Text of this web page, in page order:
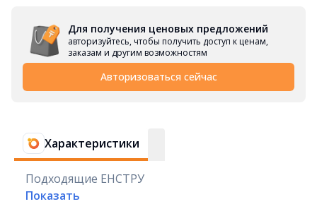
Для получения ценовых предложений
авторизуйтесь, чтобы получить доступ к ценам,
заказам и другим возможностям
Авторизоваться сейчас
Характеристики
Подходящие ЕНСТРУ
Показать